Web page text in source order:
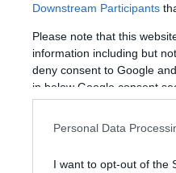
Downstream Participants
Please note that this
information including but
deny consent to Google
in below Google consent
Personal Data
I want to opt-out of the